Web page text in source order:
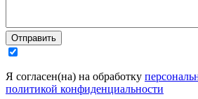
Отправить
Я согласен(на) на обработку
политикой конфиденциальности